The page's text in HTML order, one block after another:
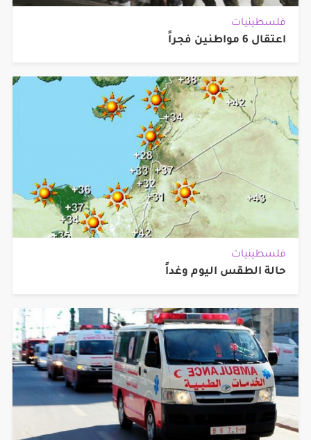
فلسطينيات
اعتقال 6 مواطنين فجراً
فلسطينيات
حالة الطقس اليوم وغداً